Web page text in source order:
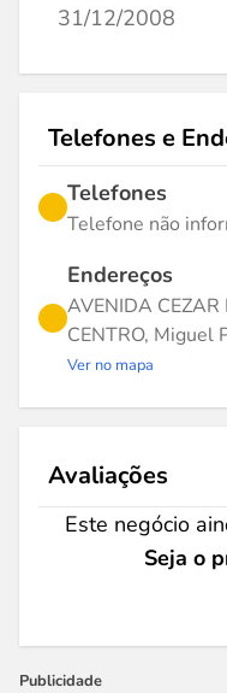
31/12/2008
Telefones e
Telefones
Telefone não
Endereços
AVENIDA
CENTRO, Miguel
Ver no mapa
Avaliações
Este negócio
Seja o
Publicidade